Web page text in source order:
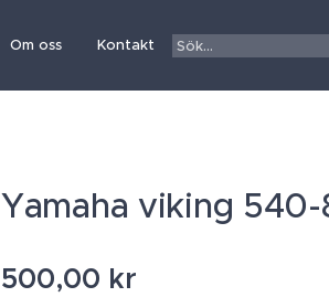
Om oss Kontakt
Yamaha viking
500,00 kr